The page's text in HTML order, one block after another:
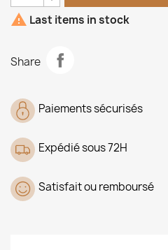
 Last items in stock
Share
Paiements sécurisés
Expédié sous 72H
Satisfait ou remboursé